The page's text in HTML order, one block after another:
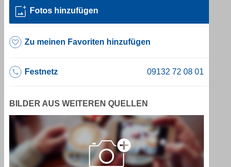
Fotos hinzufügen
Zu meinen Favoriten hinzufügen
Festnetz
BILDER AUS WEITEREN QUELLEN